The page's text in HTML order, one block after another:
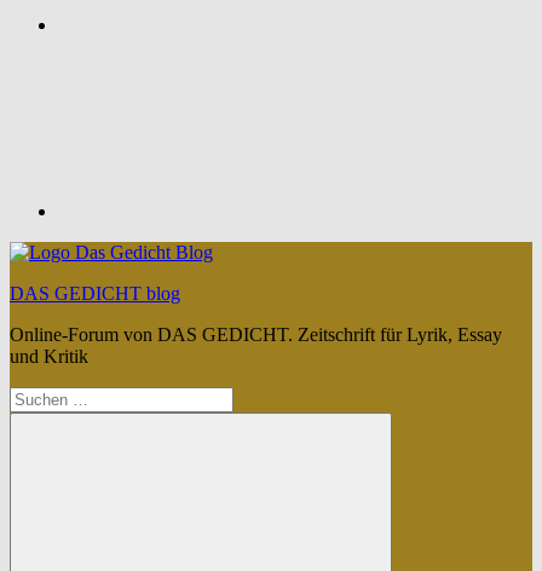
DAS GEDICHT blog
Online-Forum von DAS GEDICHT. Zeitschrift für Lyrik, Essay
und Kritik
Suchen
nach: